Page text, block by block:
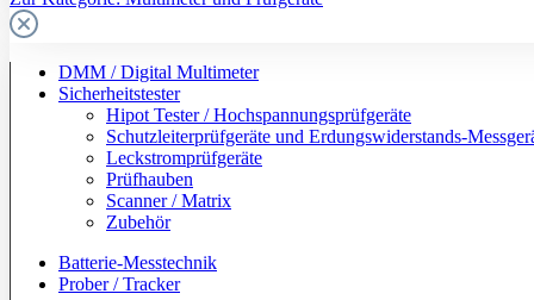
DMM / Digital Multimeter
Sicherheitstester
Hipot Tester / Hochspannungsprüfgeräte
Schutzleiterprüfgeräte und Erdungswiderstands-
Leckstromprüfgeräte
Prüfhauben
Scanner / Matrix
Zubehör
Batterie-Messtechnik
Prober / Tracker